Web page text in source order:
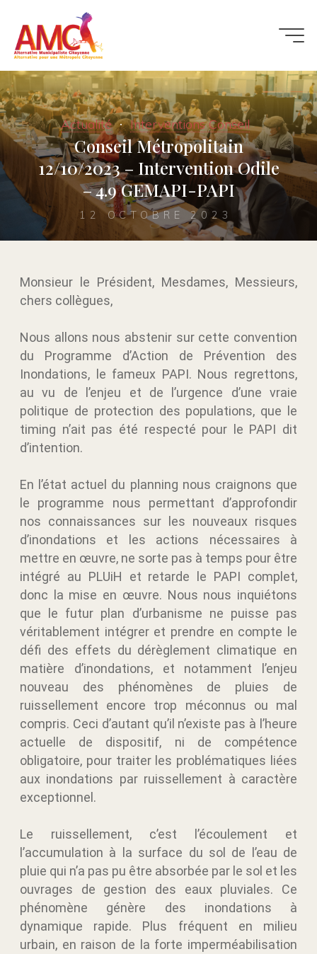
Actualité Interventions Conseil
Conseil Métropolitain
12/10/2023 – Intervention Odile
– 4.9 GEMAPI-PAPI
12 OCTOBRE 2023
Monsieur le Président, Mesdames, Messieurs,
chers collègues,
Nous allons nous abstenir sur cette convention
du Programme d’Action de Prévention des
Inondations, le fameux PAPI. Nous regrettons,
au vu de l’enjeu et de l’urgence d’une vraie
politique de protection des populations, que le
timing n’ait pas été respecté pour le PAPI dit
d’intention.
En l’état actuel du planning nous craignons que
le programme nous permettant d’approfondir
nos connaissances sur les nouveaux risques
d’inondations et les actions nécessaires à
mettre en œuvre, ne sorte pas à temps pour être
intégré au PLUiH et retarde le PAPI complet,
donc la mise en œuvre. Nous nous inquiétons
que le futur plan d’urbanisme ne puisse pas
véritablement intégrer et prendre en compte le
défi des effets du dérèglement climatique en
matière d’inondations, et notamment l’enjeu
nouveau des phénomènes de pluies de
ruissellement encore trop méconnus ou mal
compris. Ceci d’autant qu’il n’existe pas à l’heure
actuelle de dispositif, ni de compétence
obligatoire, pour traiter les problématiques liées
aux inondations par ruissellement à caractère
exceptionnel.
Le ruissellement, c’est l’écoulement et
l’accumulation à la surface du sol de l’eau de
pluie qui n’a pas pu être absorbée par le sol et les
ouvrages de gestion des eaux pluviales. Ce
phénomène génère des inondations à
dynamique rapide. Plus fréquent en milieu
urbain, en raison de la forte imperméabilisation